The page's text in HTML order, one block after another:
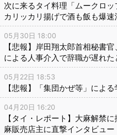
次に来るタイ料理「ムークロ
カリッカリ揚げで酒も飯も爆速
05月30日 18:00
【悲報】岸田翔太郎首相秘書
による人事介入で辞職が遅れた
05月22日 18:53
【悲報】「集団かぜ等」によ
04月20日 16:20
【タイ・レポート】大麻解禁
麻販売店主に直撃インタビュー